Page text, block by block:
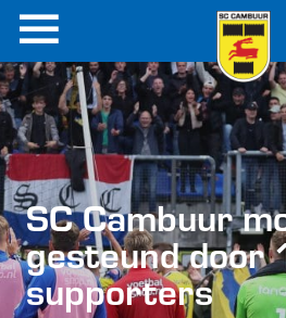
SC Cambuur
gesteund door
supporters